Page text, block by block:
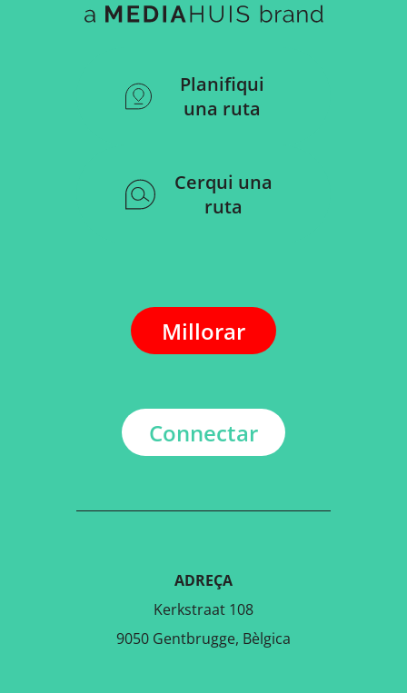
Planifiqui
una ruta
Cerqui una
ruta
Millorar
Connectar
ADREÇA
Kerkstraat 108
9050 Gentbrugge, Bèlgica